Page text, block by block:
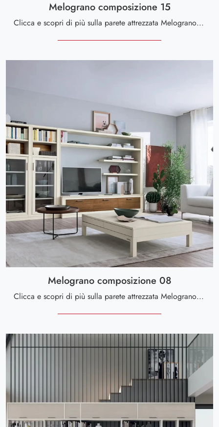
Melograno composizione 15
Clicca e scopri di più sulla parete attrezzata Melograno composizione 15 della marca Le Fablier: è la soluzione dalle linee moderne perfetta per te.
Melograno composizione 08
Clicca e scopri di più sulla parete attrezzata Melograno composizione 08 della marca Le Fablier: è la soluzione dalle linee moderne perfetta per te.